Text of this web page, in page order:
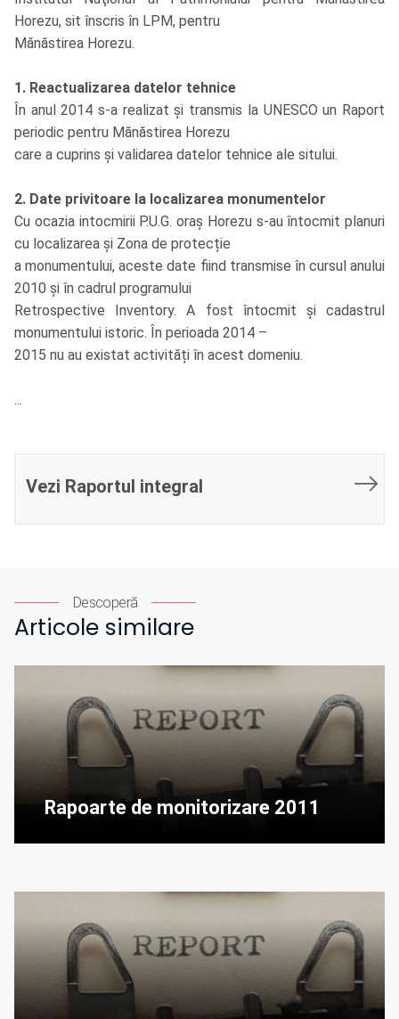
Horezu, sit înscris în LPM, pentru
Mănăstirea Horezu.
1. Reactualizarea datelor tehnice
În anul 2014 s-a realizat și transmis la UNESCO un Raport
periodic pentru Mănăstirea Horezu
care a cuprins și validarea datelor tehnice ale sitului.
2. Date privitoare la localizarea monumentelor
Cu ocazia intocmirii P.U.G. oraș Horezu s-au întocmit planuri
cu localizarea și Zona de protecție
a monumentului, aceste date fiind transmise în cursul anului
2010 și în cadrul programului
Retrospective Inventory. A fost întocmit și cadastrul
monumentului istoric. În perioada 2014 –
2015 nu au existat activități în acest domeniu.
...
Vezi Raportul integral
Descoperă
Articole similare
Rapoarte de monitorizare 2011